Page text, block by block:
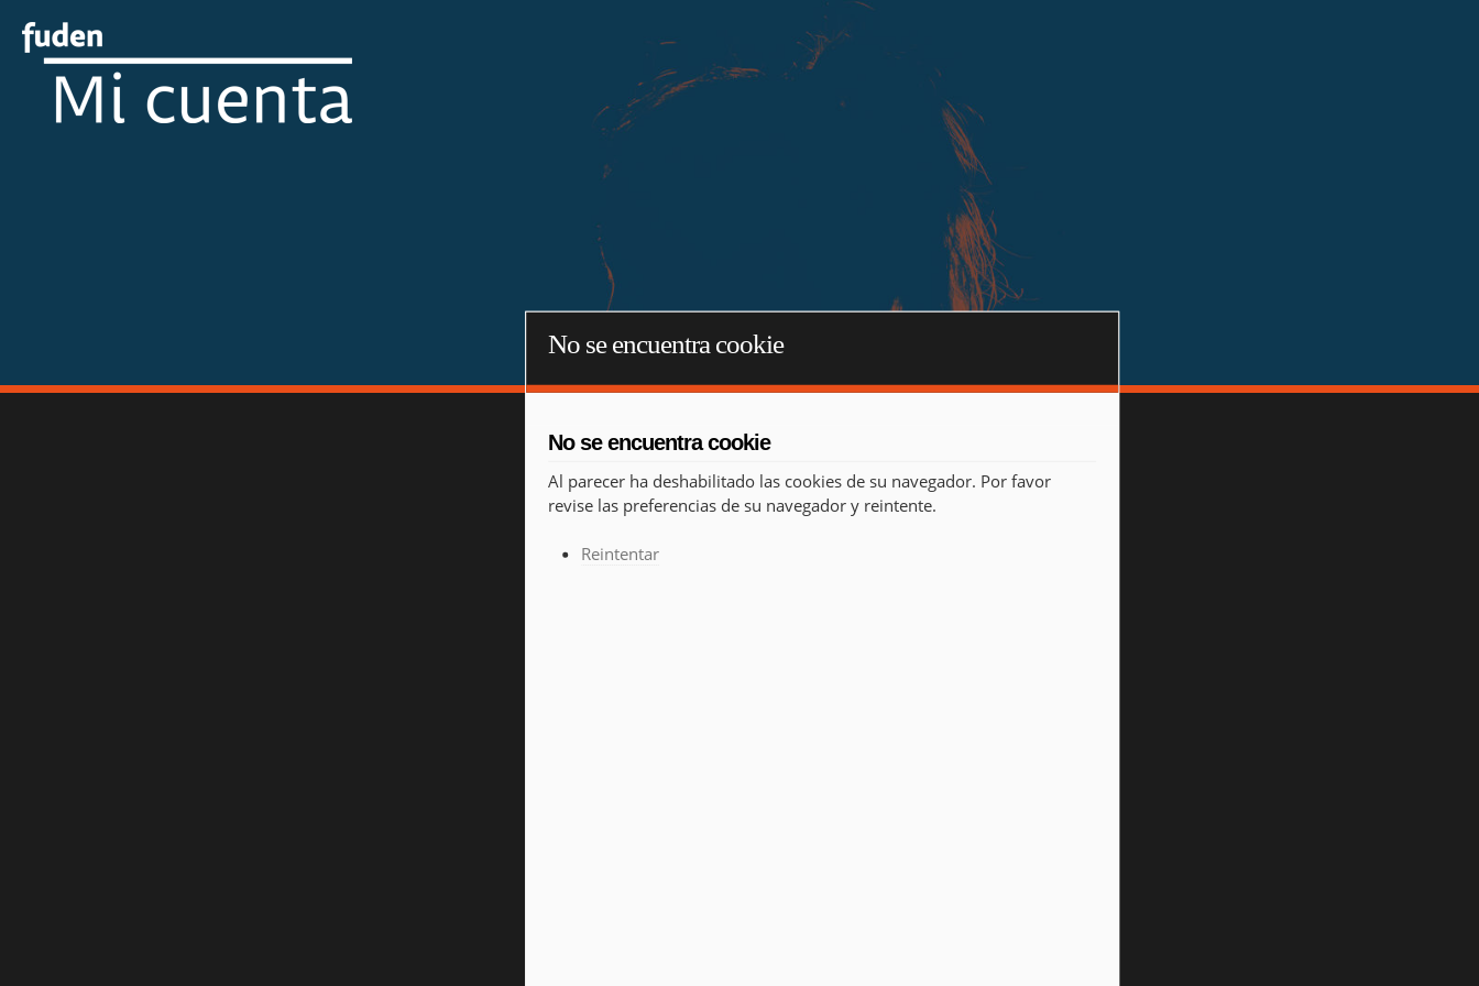
No se encuentra cookie
No se encuentra cookie
Al parecer ha deshabilitado las cookies de su navegador. Por favor
revise las preferencias de su navegador y reintente.
Reintentar